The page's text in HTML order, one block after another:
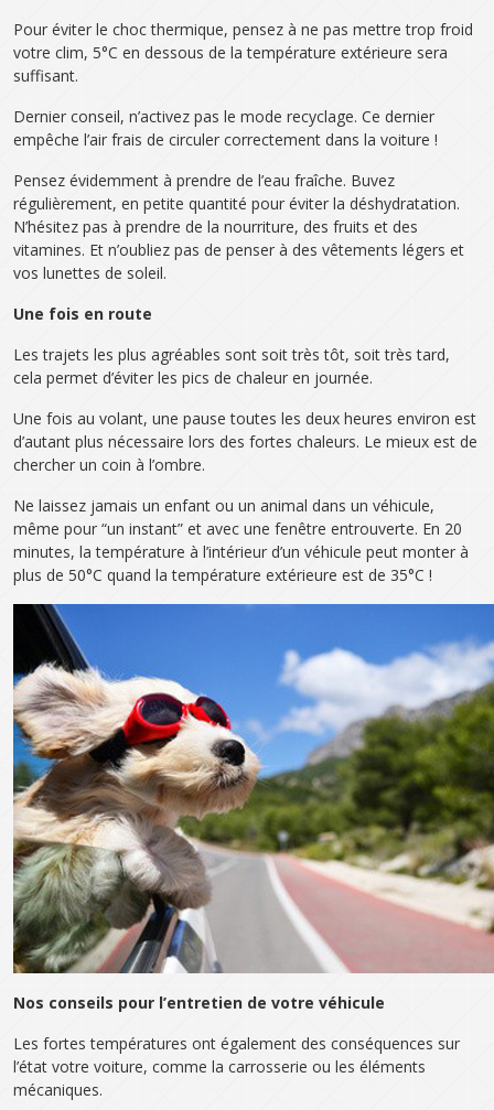
Pour éviter le choc thermique, pensez à ne pas mettre trop froid
votre clim, 5°C en dessous de la température extérieure sera
suffisant.
Dernier conseil, n’activez pas le mode recyclage. Ce dernier
empêche l’air frais de circuler correctement dans la voiture !
Pensez évidemment à prendre de l’eau fraîche. Buvez
régulièrement, en petite quantité pour éviter la déshydratation.
N’hésitez pas à prendre de la nourriture, des fruits et des
vitamines. Et n’oubliez pas de penser à des vêtements légers et
vos lunettes de soleil.
Une fois en route
Les trajets les plus agréables sont soit très tôt, soit très tard,
cela permet d’éviter les pics de chaleur en journée.
Une fois au volant, une pause toutes les deux heures environ est
d’autant plus nécessaire lors des fortes chaleurs. Le mieux est de
chercher un coin à l’ombre.
Ne laissez jamais un enfant ou un animal dans un véhicule,
même pour “un instant” et avec une fenêtre entrouverte. En 20
minutes, la température à l’intérieur d’un véhicule peut monter à
plus de 50°C quand la température extérieure est de 35°C !
Nos conseils pour l’entretien de votre véhicule
Les fortes températures ont également des conséquences sur
l’état votre voiture, comme la carrosserie ou les éléments
mécaniques.